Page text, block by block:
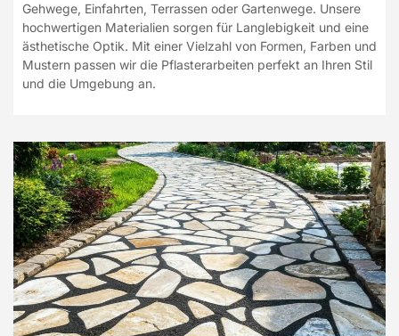
Gehwege, Einfahrten, Terrassen oder Gartenwege. Unsere
hochwertigen Materialien sorgen für Langlebigkeit und eine
ästhetische Optik. Mit einer Vielzahl von Formen, Farben und
Mustern passen wir die Pflasterarbeiten perfekt an Ihren Stil
und die Umgebung an.